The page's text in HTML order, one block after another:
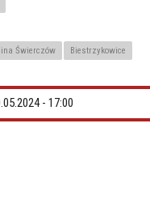
Świerczów Biestrzykowice
- 17:00